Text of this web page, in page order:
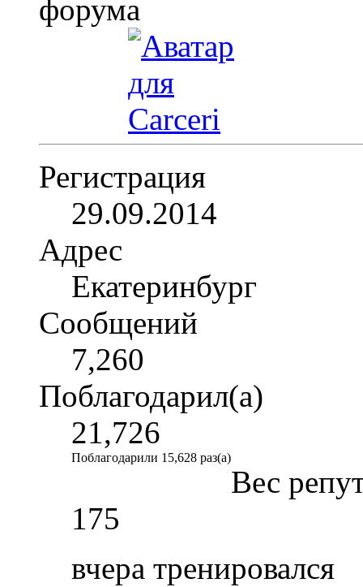
Регистрация
29.09.2014
Адрес
Екатеринбург
Сообщений
7,260
Поблагодарил(а)
21,726
Поблагодарили 15,628 раз(а)
Вес
175
вчера тренировался